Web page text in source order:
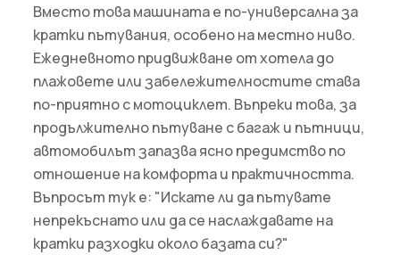
Вместо това машината е по-универсална за
кратки пътувания, особено на местно ниво.
Ежедневното придвижване от хотела до
плажовете или забележителностите става
по-приятно с мотоциклет. Въпреки това, за
продължително пътуване с багаж и пътници,
автомобилът запазва ясно предимство по
отношение на комфорта и практичността.
Въпросът тук е: "Искате ли да пътувате
непрекъснато или да се наслаждавате на
кратки разходки около базата си?"